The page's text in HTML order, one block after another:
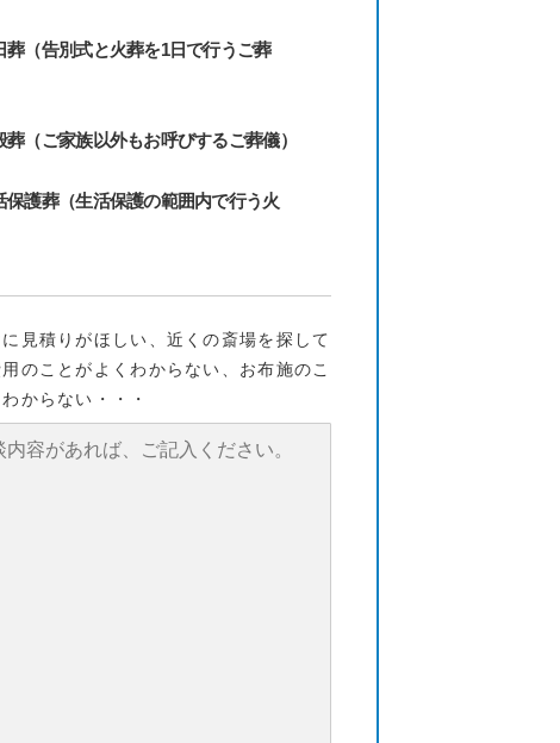
葬（告別式と火葬を1日で行うご葬
葬（ご家族以外もお呼びするご葬儀）
保護葬（生活保護の範囲内で行う火
見積りがほしい、近くの斎場を探して
のことがよくわからない、お布施のこ
からない・・・